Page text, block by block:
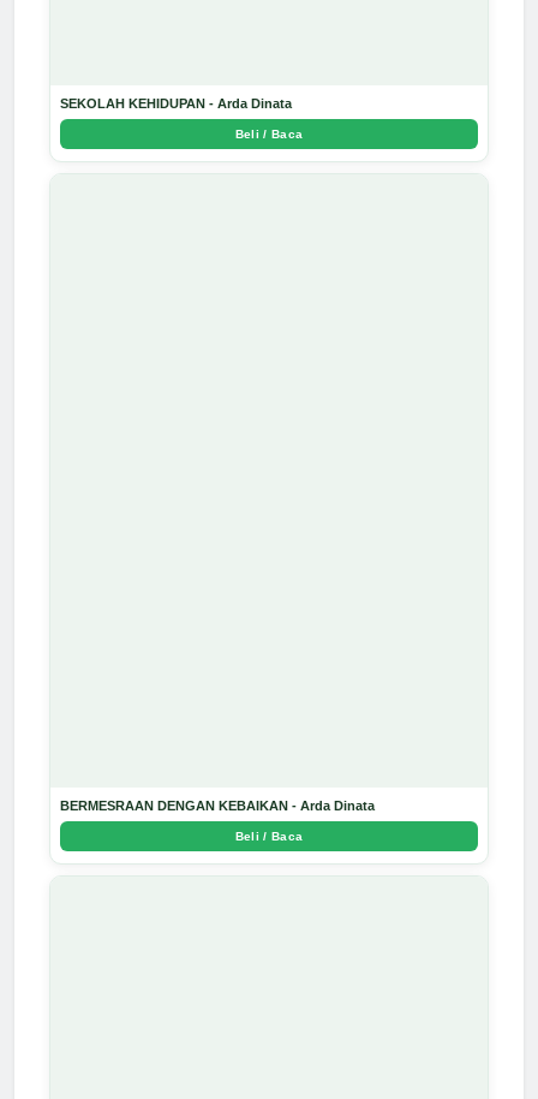
SEKOLAH KEHIDUPAN - Arda Dinata
Beli / Baca
BERMESRAAN DENGAN KEBAIKAN - Arda Dinata
Beli / Baca